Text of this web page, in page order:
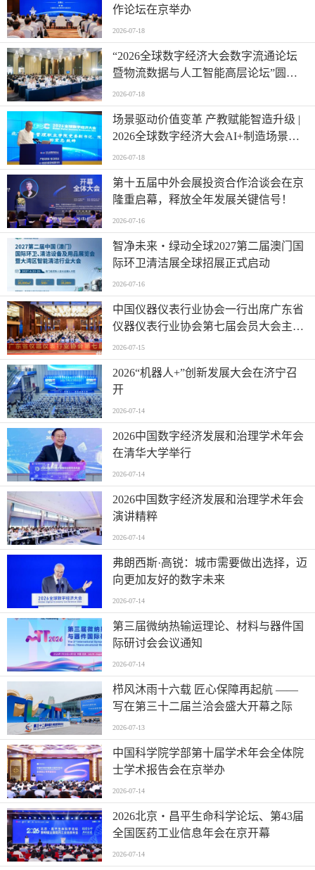
作论坛在京举办
2026-07-18
“2026全球数字经济大会数字流通论坛
暨物流数据与人工智能高层论坛”圆满
成功举办
2026-07-18
场景驱动价值变革 产教赋能智造升级 |
2026全球数字经济大会AI+制造场景落
地国际论坛成功举办
2026-07-18
第十五届中外会展投资合作洽谈会在京
隆重启幕，释放全年发展关键信号！
2026-07-16
智净未来・绿动全球2027第二届澳门国
际环卫清洁展全球招展正式启动
2026-07-16
中国仪器仪表行业协会一行出席广东省
仪器仪表行业协会第七届会员大会主题
活动并进行走访交流
2026-07-15
2026“机器人+”创新发展大会在济宁召
开
2026-07-14
2026中国数字经济发展和治理学术年会
在清华大学举行
2026-07-14
2026中国数字经济发展和治理学术年会
演讲精粹
2026-07-14
弗朗西斯·高锐：城市需要做出选择，迈
向更加友好的数字未来
2026-07-14
第三届微纳热输运理论、材料与器件国
际研讨会会议通知
2026-07-14
栉风沐雨十六载 匠心保障再起航 ——
写在第三十二届兰洽会盛大开幕之际
2026-07-13
中国科学院学部第十届学术年会全体院
士学术报告会在京举办
2026-07-14
2026北京・昌平生命科学论坛、第43届
全国医药工业信息年会在京开幕
2026-07-14